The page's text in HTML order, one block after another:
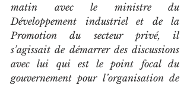
matin avec le ministre du
Développement industriel et de la
Promotion du secteur privé, il
s’agissait de démarrer des discussions
avec lui qui est le point focal du
gouvernement pour l’organisation de